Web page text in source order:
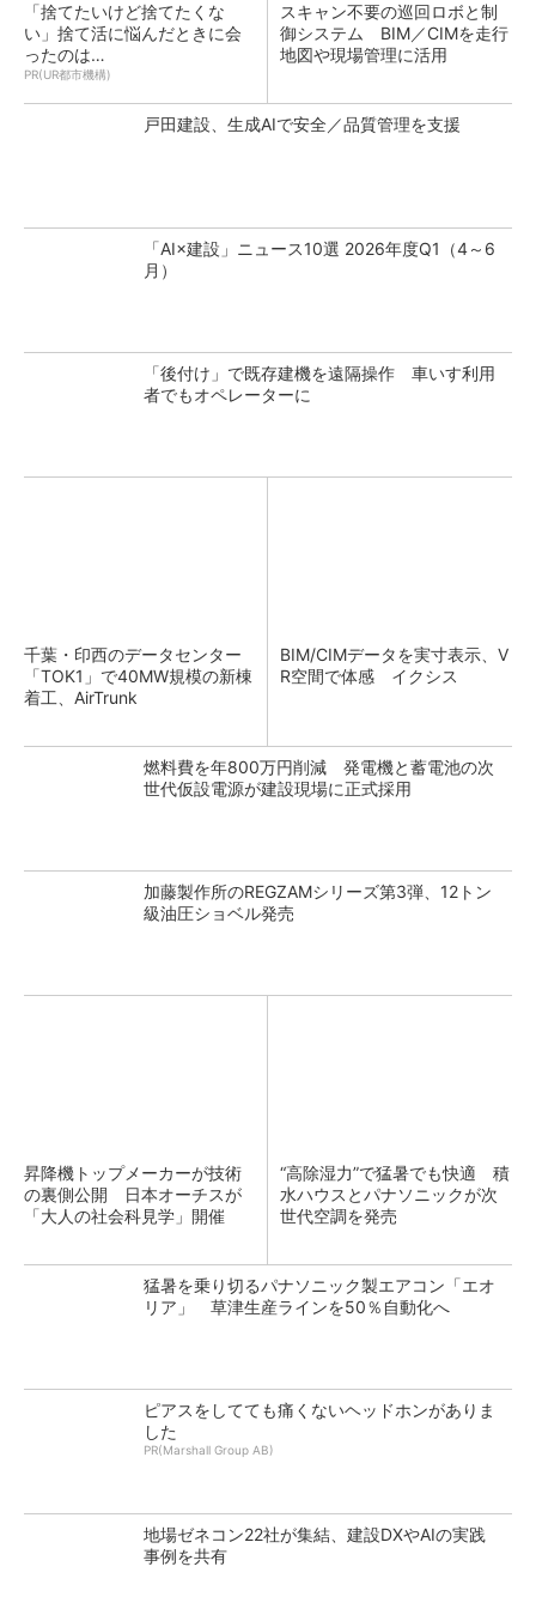
「捨てたいけど捨てたくな
い」捨て活に悩んだときに会
ったのは…
PR(UR都市機構)
スキャン不要の巡回ロボと制
御システム BIM／CIMを走行
地図や現場管理に活用
戸田建設、生成AIで安全／品質管理を支援
「AI×建設」ニュース10選 2026年度Q1（4～6
月）
「後付け」で既存建機を遠隔操作 車いす利用
者でもオペレーターに
千葉・印西のデータセンター
「TOK1」で40MW規模の新棟
着工、AirTrunk
BIM/CIMデータを実寸表示、V
R空間で体感 イクシス
燃料費を年800万円削減 発電機と蓄電池の次
世代仮設電源が建設現場に正式採用
加藤製作所のREGZAMシリーズ第3弾、12トン
級油圧ショベル発売
昇降機トップメーカーが技術
の裏側公開 日本オーチスが
「大人の社会科見学」開催
“高除湿力”で猛暑でも快適 積
水ハウスとパナソニックが次
世代空調を発売
猛暑を乗り切るパナソニック製エアコン「エオ
リア」 草津生産ラインを50％自動化へ
ピアスをしてても痛くないヘッドホンがありま
した
PR(Marshall Group AB)
地場ゼネコン22社が集結、建設DXやAIの実践
事例を共有